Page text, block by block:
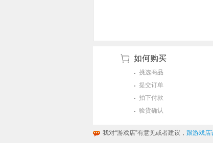
如何购买
挑选商品
提交订单
拍下付款
验货确认
我对“游戏店”有意见或者建议， 跟游戏店